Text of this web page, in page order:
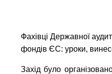
Фахівці Державної
фондів ЄС: уроки,
Захід було